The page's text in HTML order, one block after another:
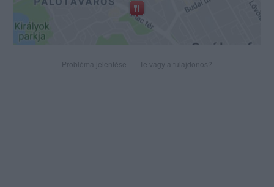
Probléma jelentése Te vagy a tulajdonos?